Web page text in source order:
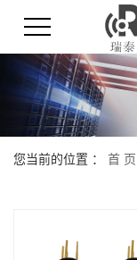
您当前的位置 ： 首 页